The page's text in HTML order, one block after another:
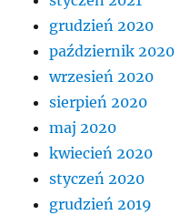
grudzień 2020
październik 2020
wrzesień 2020
sierpień 2020
maj 2020
kwiecień 2020
styczeń 2020
grudzień 2019